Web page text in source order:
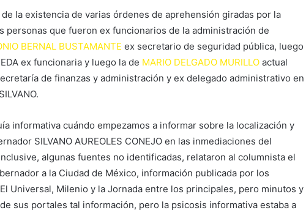
la existencia de varias órdenes de aprehensión giradas por la
personas que fueron ex funcionarios de la administración de
BERNAL BUSTAMANTE ex secretario de seguridad pública, luego
ex funcionaria y luego la de MARIO DELGADO MURILLO actual
de finanzas y administración y ex delegado administrativo en
informativa cuándo empezamos a informar sobre la localización y
SILVANO AUREOLES CONEJO en las inmediaciones del
algunas fuentes no identificadas, relataron al columnista el
a la Ciudad de México, información publicada por los
Universal, Milenio y la Jornada entre los principales, pero minutos y
sus portales tal información, pero la psicosis informativa estaba a